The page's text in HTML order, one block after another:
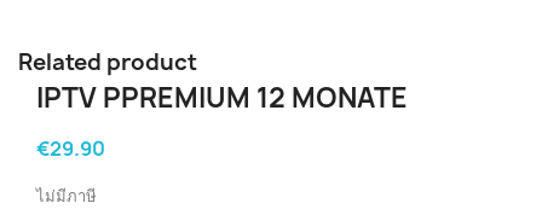
Related product
IPTV PPREMIUM 12 MONATE
€29.90
ไม่มีภาษี